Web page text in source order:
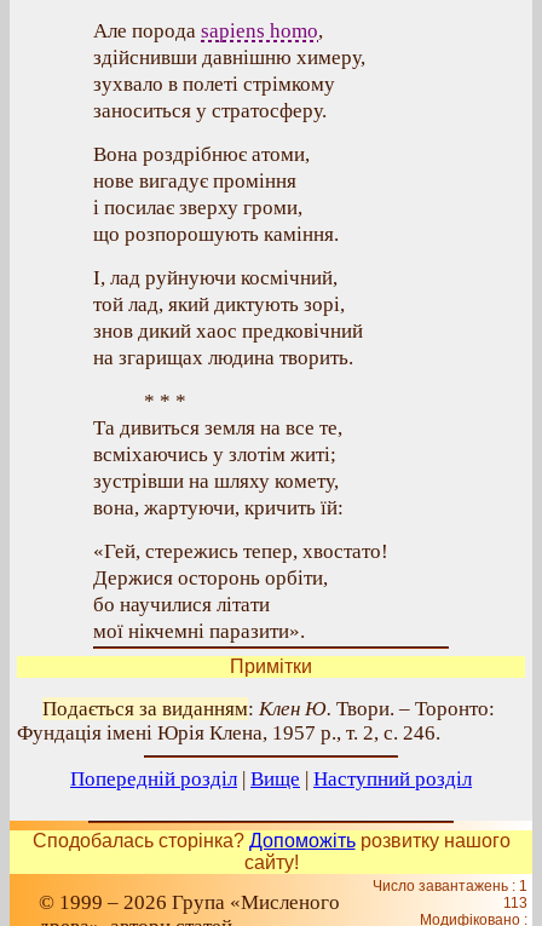
Але порода sapiens homo,
здійснивши давнішню химеру,
зухвало в полеті стрімкому
заноситься у стратосферу.
Вона роздрібнює атоми,
нове вигадує проміння
і посилає зверху громи,
що розпорошують каміння.
І, лад руйнуючи космічний,
той лад, який диктують зорі,
знов дикий хаос предковічний
на згарищах людина творить.
* * *
Та дивиться земля на все те,
всміхаючись у злотім житі;
зустрівши на шляху комету,
вона, жартуючи, кричить їй:
«Гей, стережись тепер, хвостато!
Держися осторонь орбіти,
бо научилися літати
мої нікчемні паразити».
Примітки
Подається за виданням: Клен Ю. Твори. – Торонто:
Фундація імені Юрія Клена, 1957 р., т. 2, с. 246.
Попередній розділ | Вище | Наступний розділ
Сподобалась сторінка? Допоможітьрозвитку нашого
сайту!
© 1999 – 2026 Група «Мисленого
Число завантажень : 1
113
Модифіковано :